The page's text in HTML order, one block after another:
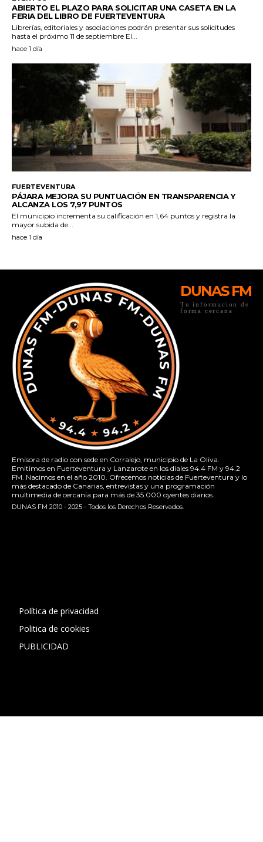
DUNAS FM
Tu informacion de
forma cercana
Emisora de radio con sede en Corralejo, municipio de La Oliva.
Emitimos en Fuerteventura y Lanzarote en los diales 94.4 FM y 94.2
FM. Nacimos en el año 2010. Ofrecemos noticias de Fuerteventura y lo
más destacado de Canarias, entrevistas y una programación
multimedia de cercanía para más de 35.000 oyentes diarios.
DUNAS FM 2010 - 2025 - Todos los Derechos Reservados.
Política de privacidad
Politica de cookies
PUBLICIDAD